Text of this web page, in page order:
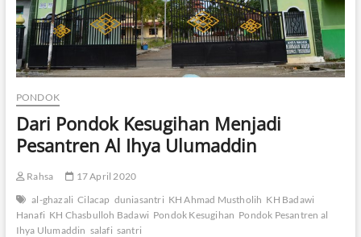
PONDOK
Dari Pondok Kesugihan Menjadi
Pesantren Al Ihya Ulumaddin
Rahsa
17 April 2020
al-ghazali Cilacap duniasantri KH Ahmad Mustholih KH Badawi
Hanafi KH Chasbulloh Badawi Pondok Kesugihan Pondok Pesantren al
Ihya Ulumaddin salafi santri